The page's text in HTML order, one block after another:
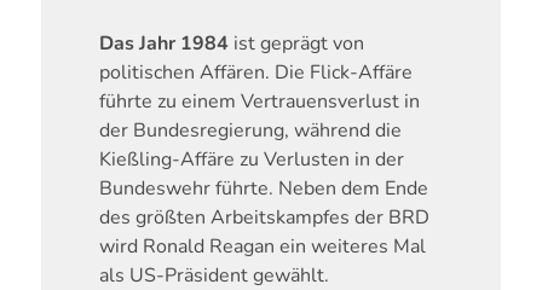
Das Jahr 1984 ist geprägt von
politischen Affären. Die Flick-Affäre
führte zu einem Vertrauensverlust in
der Bundesregierung, während die
Kießling-Affäre zu Verlusten in der
Bundeswehr führte. Neben dem Ende
des größten Arbeitskampfes der BRD
wird Ronald Reagan ein weiteres Mal
als US-Präsident gewählt.